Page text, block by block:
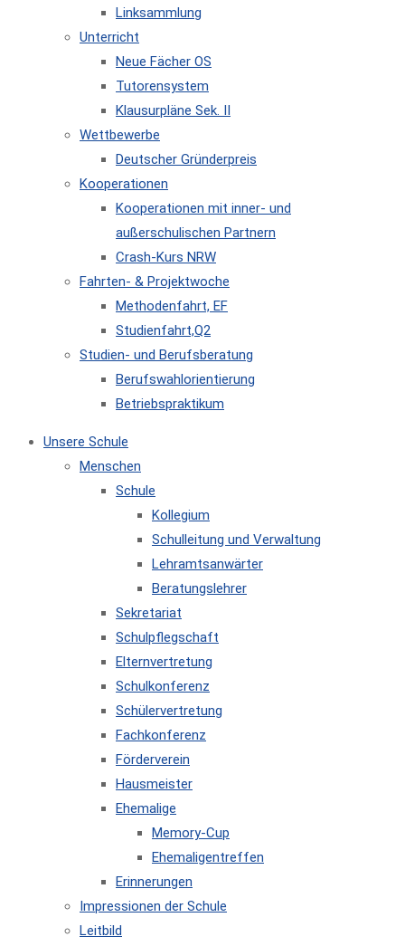
Linksammlung
Unterricht
Neue Fächer OS
Tutorensystem
Klausurpläne Sek. II
Wettbewerbe
Deutscher Gründerpreis
Kooperationen
Kooperationen mit inner- und
außerschulischen Partnern
Crash-Kurs NRW
Fahrten- & Projektwoche
Methodenfahrt, EF
Studienfahrt,Q2
Studien- und Berufsberatung
Berufswahlorientierung
Betriebspraktikum
Unsere Schule
Menschen
Schule
Kollegium
Schulleitung und Verwaltung
Lehramtsanwärter
Beratungslehrer
Sekretariat
Schulpflegschaft
Elternvertretung
Schulkonferenz
Schülervertretung
Fachkonferenz
Förderverein
Hausmeister
Ehemalige
Memory-Cup
Ehemaligentreffen
Erinnerungen
Impressionen der Schule
Leitbild